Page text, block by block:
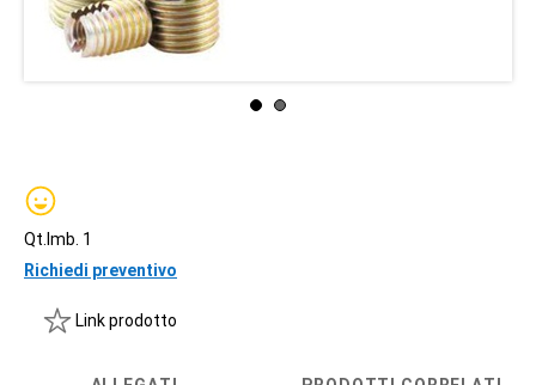
Qt.Imb. 1
Richiedi preventivo
Link prodotto